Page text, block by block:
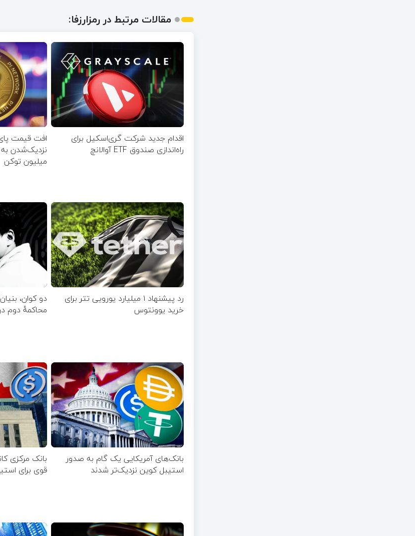
مقالات مرتبط در رمزارزفا:
اقدام جدید شرکت گری‌اسکیل برای
راه‌اندازی صندوق ETF آوالانچ
افت قیمت
میلیون توکن
رد پیشنهاد ۱ میلیارد یورویی تتر برای
خرید یوونتوس
دو کوان،
محاکمهٔ دوم
بانک‌های آمریکایی یک گام به صدور
استیبل کوین نزدیک‌تر شدند
بانک مرکزی
قوی برای